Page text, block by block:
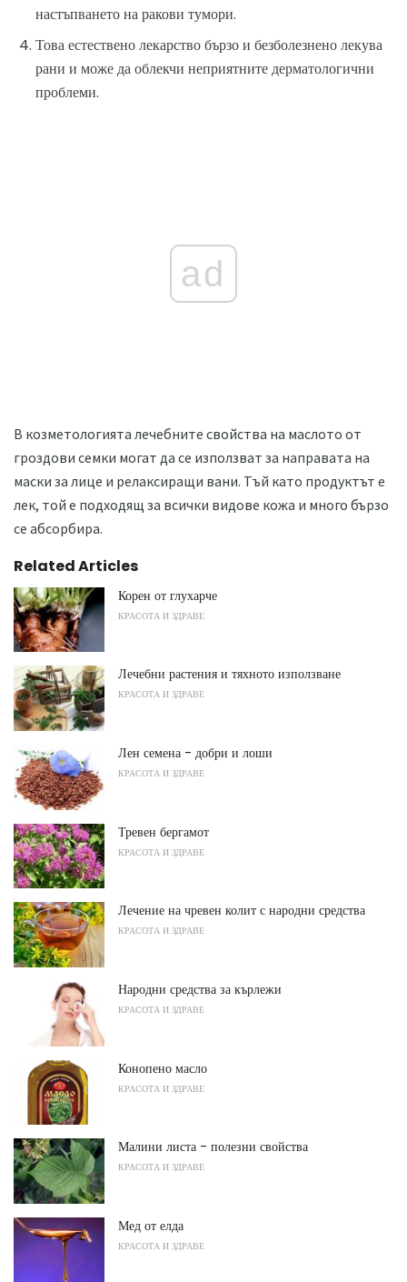
настъпването на ракови тумори.
Това естествено лекарство бързо и безболезнено лекува
рани и може да облекчи неприятните дерматологични
проблеми.
ad
В козметологията лечебните свойства на маслото от
гроздови семки могат да се използват за направата на
маски за лице и релаксиращи вани. Тъй като продуктът е
лек, той е подходящ за всички видове кожа и много бързо
се абсорбира.
Related Articles
Корен от глухарче
КРАСОТА И ЗДРАВЕ
Лечебни растения и тяхното използване
КРАСОТА И ЗДРАВЕ
Лен семена - добри и лоши
КРАСОТА И ЗДРАВЕ
Тревен бергамот
КРАСОТА И ЗДРАВЕ
Лечение на чревен колит с народни средства
КРАСОТА И ЗДРАВЕ
Народни средства за кърлежи
КРАСОТА И ЗДРАВЕ
Конопено масло
КРАСОТА И ЗДРАВЕ
Малини листа - полезни свойства
КРАСОТА И ЗДРАВЕ
Мед от елда
КРАСОТА И ЗДРАВЕ